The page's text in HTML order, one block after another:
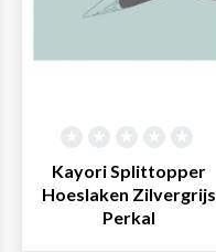
Kayori Splittopper
Hoeslaken Zilvergrijs
Perkal